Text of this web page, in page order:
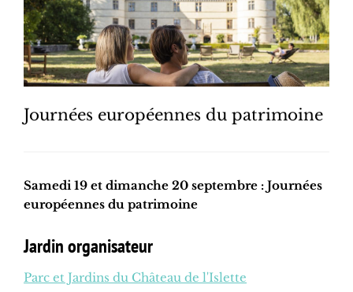
Journées européennes du patrimoine
Samedi 19 et dimanche 20 septembre : Journées
européennes du patrimoine
Jardin organisateur
Parc et Jardins du Château de l'Islette